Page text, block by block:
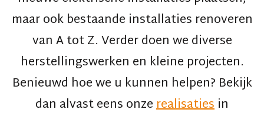
maar ook bestaande installaties renoveren
van A tot Z. Verder doen we diverse
herstellingswerken en kleine projecten.
Benieuwd hoe we u kunnen helpen? Bekijk
dan alvast eens onzerealisatiesin